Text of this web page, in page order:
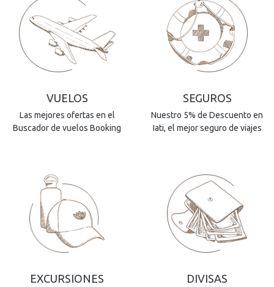
VUELOS
Las mejores ofertas en el
Buscador de vuelos Booking
SEGUROS
Nuestro 5% de Descuento en
Iati, el mejor seguro de viajes
EXCURSIONES DIVISAS